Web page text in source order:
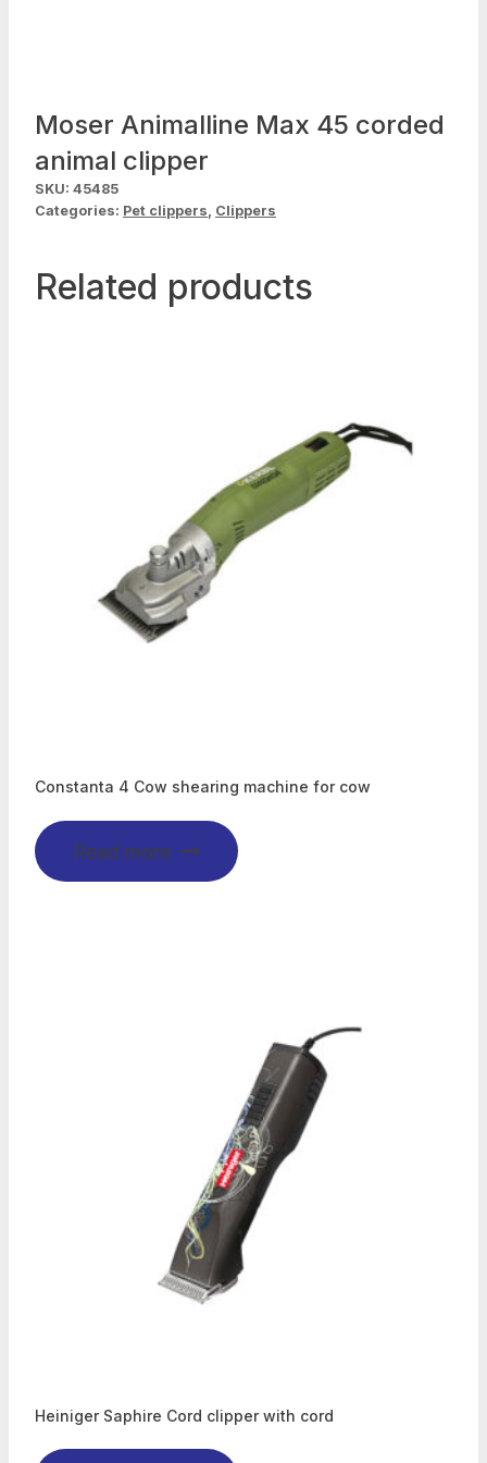
Moser Animalline Max 45 corded
animal clipper
SKU: 45485
Categories: Pet clippers, Clippers
Related products
Constanta 4 Cow shearing machine for cow
Read more
Heiniger Saphire Cord clipper with cord